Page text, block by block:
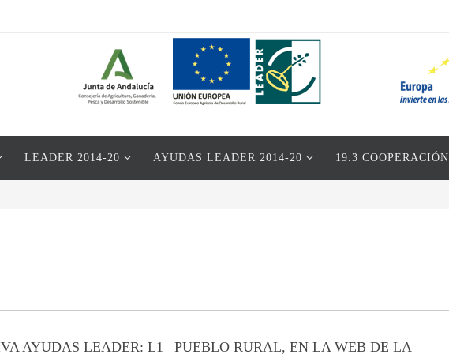
LEADER 2014-20 AYUDAS LEADER 2014-20 19.3 COOPERACIÓN
AYUDAS LEADER: L1– PUEBLO RURAL, EN LA WEB DE LA